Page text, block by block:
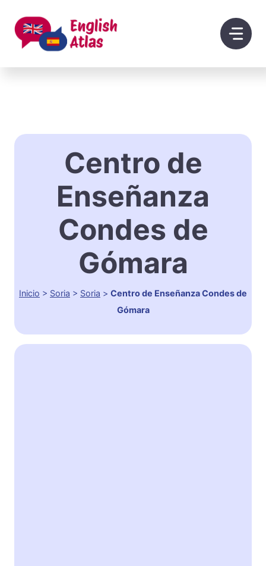
contenido
Centro de
Enseñanza
Condes de
Gómara
Inicio > Soria > Soria > Centro de Enseñanza Condes de
Gómara